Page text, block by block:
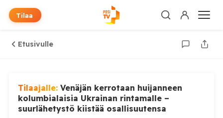
Tilaa
Etusivulle
Tilaajalle: Venäjän kerrotaan huijanneen
kolumbialaisia Ukrainan rintamalle –
suurlähetystö kiistää osallisuutensa